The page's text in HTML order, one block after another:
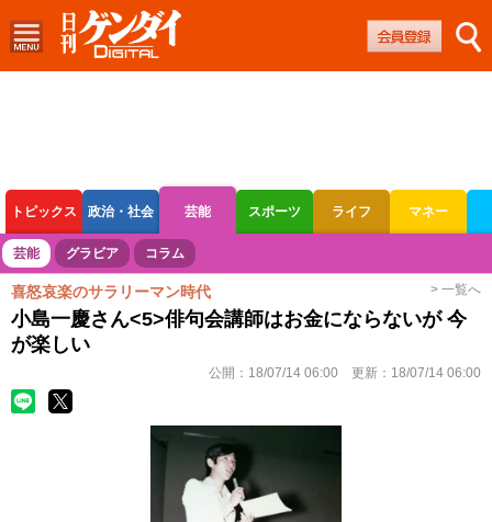
トピックス 政治・社会 芸能 スポーツ ライフ マネー
ボートレース 競輪 オートレース
芸能 グラビア コラム
喜怒哀楽のサラリーマン時代 > 一覧へ
小島一慶さん<5>俳句会講師はお金にならないが 今
が楽しい
公開： 18/07/14 06:00 更新： 18/07/14 06:00